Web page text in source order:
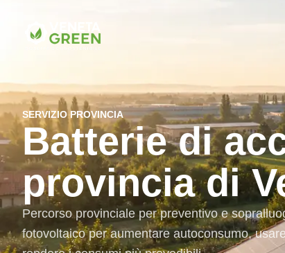
SERVIZIO PROVINCIA
Batterie di
provincia di
Percorso provinciale per preventivo e
fotovoltaico per aumentare autoconsumo,